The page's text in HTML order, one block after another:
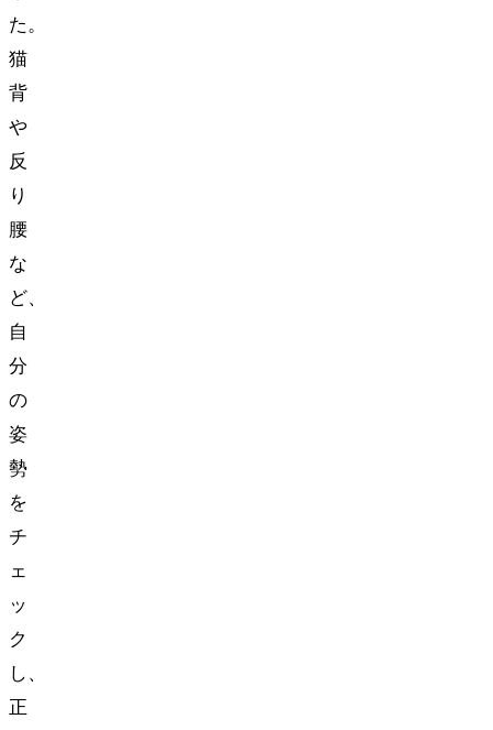
た。
猫
背
や
反
り
腰
な
ど、
自
分
の
姿
勢
を
チ
ェ
ッ
ク
し、
正